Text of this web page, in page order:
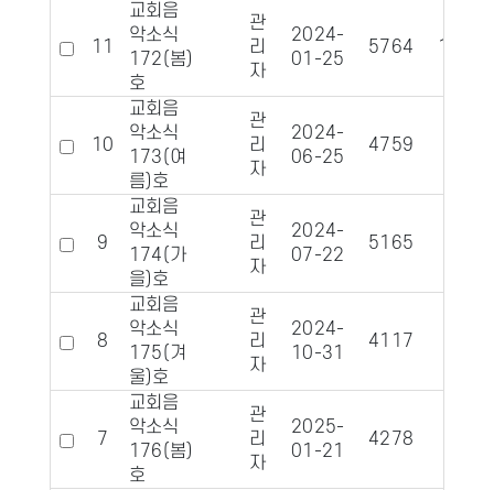
11
교회음
악소식
172(봄)
호
관
리
자
2024-
01-25
5764 1086
10
교회음
악소식
173(여
름)호
관
리
자
2024-
06-25
4759
9
교회음
악소식
174(가
을)호
관
리
자
2024-
07-22
5165
8
교회음
악소식
175(겨
울)호
관
리
자
2024-
10-31
4117
7
교회음
악소식
176(봄)
호
관
리
자
2025-
01-21
4278